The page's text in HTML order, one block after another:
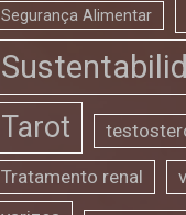
Segurança Alimentar
Tarot
Tratamento renal